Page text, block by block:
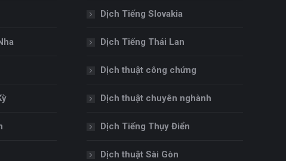
Dịch Tiếng Slovakia
Dịch Tiếng Thái Lan
Dịch thuật công chứng
Dịch thuật chuyên nghành
Dịch Tiếng Thụy Điển
Dịch thuật Sài Gòn